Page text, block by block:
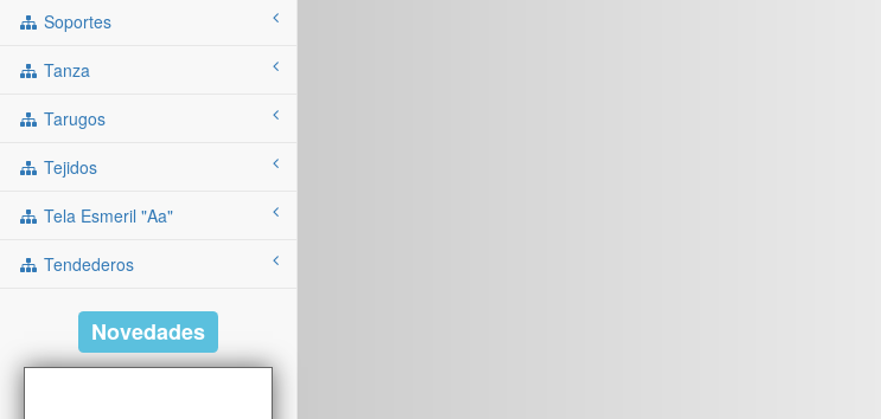
Soportes
Tanza
Tarugos
Tejidos
Tela Esmeril "aa"
Tendederos
Novedades